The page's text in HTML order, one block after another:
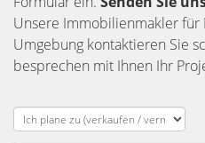
Unsere Immobilienmakler
Umgebung kontaktieren Sie
besprechen mit Ihnen Ihr